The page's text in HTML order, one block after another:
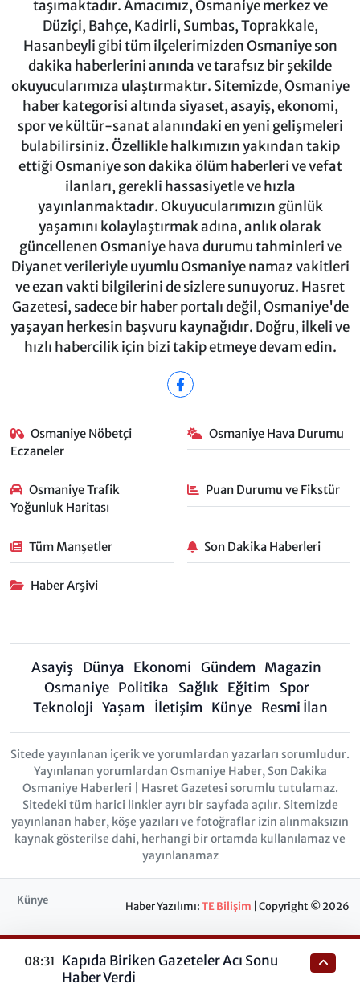
taşımaktadır. Amacımız, Osmaniye merkez ve
Düziçi, Bahçe, Kadirli, Sumbas, Toprakkale,
Hasanbeyli gibi tüm ilçelerimizden Osmaniye son
dakika haberlerini anında ve tarafsız bir şekilde
okuyucularımıza ulaştırmaktır. Sitemizde, Osmaniye
haber kategorisi altında siyaset, asayiş, ekonomi,
spor ve kültür-sanat alanındaki en yeni gelişmeleri
bulabilirsiniz. Özellikle halkımızın yakından takip
ettiği Osmaniye son dakika ölüm haberleri ve vefat
ilanları, gerekli hassasiyetle ve hızla
yayınlanmaktadır. Okuyucularımızın günlük
yaşamını kolaylaştırmak adına, anlık olarak
güncellenen Osmaniye hava durumu tahminleri ve
Diyanet verileriyle uyumlu Osmaniye namaz vakitleri
ve ezan vakti bilgilerini de sizlere sunuyoruz. Hasret
Gazetesi, sadece bir haber portalı değil, Osmaniye'de
yaşayan herkesin başvuru kaynağıdır. Doğru, ilkeli ve
hızlı habercilik için bizi takip etmeye devam edin.
Osmaniye Nöbetçi
Eczaneler
Osmaniye Hava Durumu
Osmaniye Trafik
Yoğunluk Haritası
Puan Durumu ve Fikstür
Tüm Manşetler Son Dakika Haberleri
Haber Arşivi
Asayiş Dünya Ekonomi Gündem Magazin
Osmaniye Politika Sağlık Eğitim
Spor
Teknoloji Yaşam İletişim Künye Resmi İlan
Sitede yayınlanan içerik ve yorumlardan yazarları sorumludur.
Yayınlanan yorumlardan Osmaniye Haber, Son Dakika
Osmaniye Haberleri | Hasret Gazetesi sorumlu tutulamaz.
Sitedeki tüm harici linkler ayrı bir sayfada açılır. Sitemizde
yayınlanan haber, köşe yazıları ve fotoğraflar izin alınmaksızın
kaynak gösterilse dahi, herhangi bir ortamda kullanılamaz ve
yayınlanamaz
Künye Haber Yazılımı:TE Bilişim | Copyright © 2026
08:31 Kapıda Biriken Gazeteler Acı Sonu
Haber Verdi